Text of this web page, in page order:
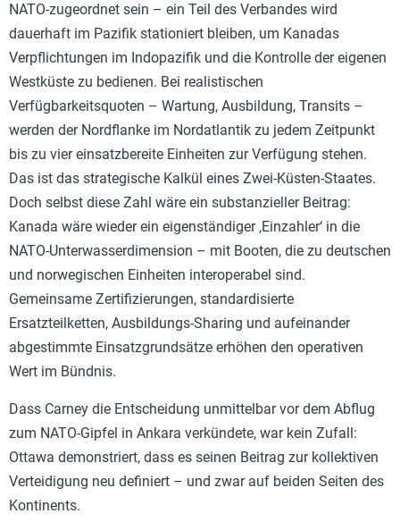
NATO-zugeordnet sein – ein Teil des Verbandes wird
dauerhaft im Pazifik stationiert bleiben, um Kanadas
Verpflichtungen im Indopazifik und die Kontrolle der eigenen
Westküste zu bedienen. Bei realistischen
Verfügbarkeitsquoten – Wartung, Ausbildung, Transits –
werden der Nordflanke im Nordatlantik zu jedem Zeitpunkt
bis zu vier einsatzbereite Einheiten zur Verfügung stehen.
Das ist das strategische Kalkül eines Zwei-Küsten-Staates.
Doch selbst diese Zahl wäre ein substanzieller Beitrag:
Kanada wäre wieder ein eigenständiger ‚Einzahler‘ in die
NATO-Unterwasserdimension – mit Booten, die zu deutschen
und norwegischen Einheiten interoperabel sind.
Gemeinsame Zertifizierungen, standardisierte
Ersatzteilketten, Ausbildungs-Sharing und aufeinander
abgestimmte Einsatzgrundsätze erhöhen den operativen
Wert im Bündnis.
Dass Carney die Entscheidung unmittelbar vor dem Abflug
zum NATO-Gipfel in Ankara verkündete, war kein Zufall:
Ottawa demonstriert, dass es seinen Beitrag zur kollektiven
Verteidigung neu definiert – und zwar auf beiden Seiten des
Kontinents.